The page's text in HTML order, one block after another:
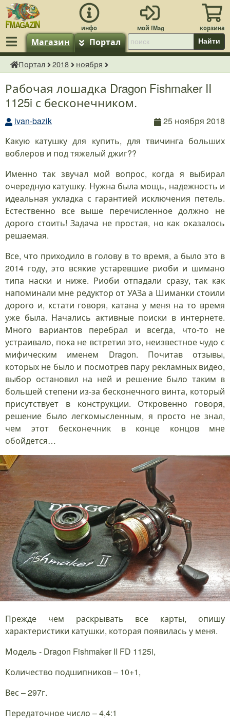
Магазин Портал Найти
fMagazin.ru
Портал 2018 ноября
Рабочая лошадка Dragon Fishmaker II
1125i с бесконечником.
ivan-bazik
25 ноября 2018
Какую катушку для купить, для твичинга больших
воблеров и под тяжелый джиг??
Именно так звучал мой вопрос, когда я выбирал
очередную катушку. Нужна была мощь, надежность и
идеальная укладка с гарантией исключения петель.
Естественно все выше перечисленное должно не
дорого стоить! Задача не простая, но как оказалось
решаемая.
Все, что приходило в голову в то время, а было это в
2014 году, это всякие устаревшие риоби и шимано
типа наски и ниже. Риоби отпадали сразу, так как
напоминали мне редуктор от УАЗа а Шиманки стоили
дорого и, кстати говоря, катана у меня на то время
уже была. Начались активные поиски в интернете.
Много вариантов перебрал и всегда, что-то не
устраивало, пока не встретил это, неизвестное чудо с
мифическим именем Dragon. Почитав отзывы,
которых не было и посмотрев пару рекламных видео,
выбор остановил на ней и решение было таким в
большей степени из-за бесконечного винта, который
присутствует в конструкции. Откровенно говоря,
решение было легкомысленным, я просто не знал,
чем этот бесконечник в конце концов мне
обойдется…
Прежде чем раскрывать все карты, опишу
характеристики катушки, которая появилась у меня.
Модель - Dragon Fishmaker II FD 1125i,
Количество подшипников – 10+1,
Вес – 297г.
Передаточное число – 4,4:1